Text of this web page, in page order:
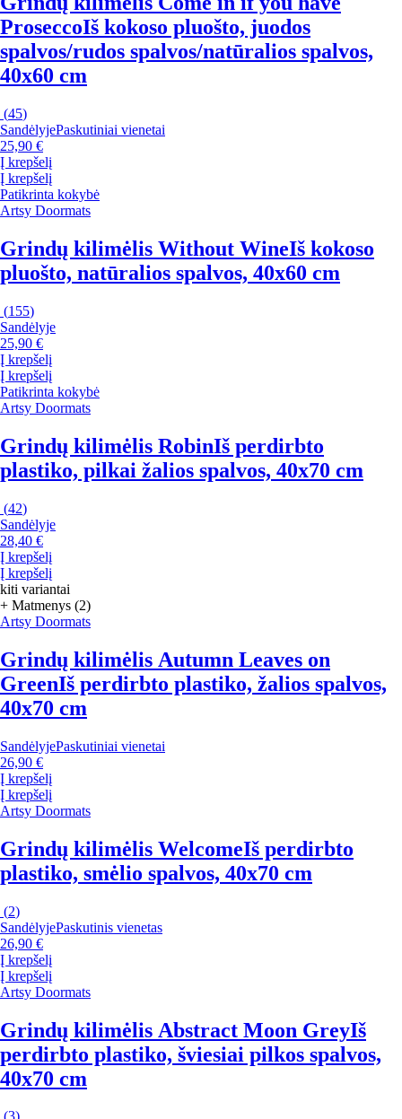
ProseccoIš kokoso pluošto, juodos
spalvos/rudos spalvos/natūralios spalvos,
40x60 cm
(45)
SandėlyjePaskutiniai vienetai
25,90 €
Į krepšelį
Į krepšelį
Patikrinta kokybė
Artsy Doormats
Grindų kilimėlis Without WineIš kokoso
pluošto, natūralios spalvos, 40x60 cm
(155)
Sandėlyje
25,90 €
Į krepšelį
Į krepšelį
Patikrinta kokybė
Artsy Doormats
Grindų kilimėlis RobinIš perdirbto
plastiko, pilkai žalios spalvos, 40x70 cm
(42)
Sandėlyje
28,40 €
Į krepšelį
Į krepšelį
kiti variantai
+ Matmenys (2)
Artsy Doormats
Grindų kilimėlis Autumn Leaves on
GreenIš perdirbto plastiko, žalios spalvos,
40x70 cm
SandėlyjePaskutiniai vienetai
26,90 €
Į krepšelį
Į krepšelį
Artsy Doormats
Grindų kilimėlis WelcomeIš perdirbto
plastiko, smėlio spalvos, 40x70 cm
(2)
SandėlyjePaskutinis vienetas
26,90 €
Į krepšelį
Į krepšelį
Artsy Doormats
Grindų kilimėlis Abstract Moon GreyIš
perdirbto plastiko, šviesiai pilkos spalvos,
40x70 cm